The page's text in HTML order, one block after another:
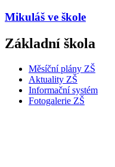
Mikuláš ve škole
Základní škola
Měsíční plány ZŠ
Aktuality ZŠ
Informační systém
Fotogalerie ZŠ